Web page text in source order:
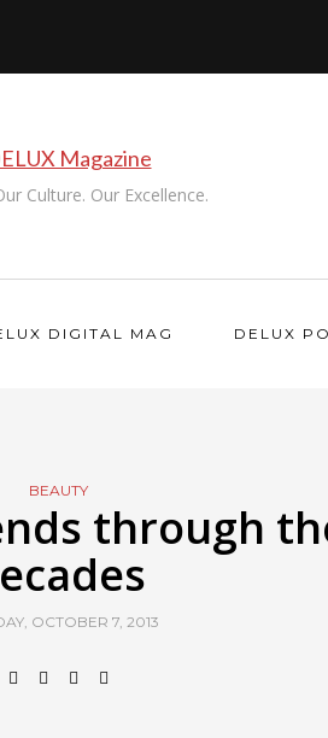
Culture. Our Excellence.
DIGITAL MAG DELUX
BEAUTY
through
OCTOBER 7, 2013